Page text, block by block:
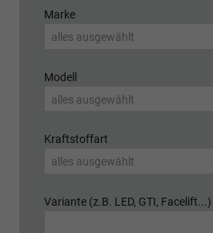
Marke
alles ausgewählt
Modell
alles ausgewählt
Kraftstoffart
alles ausgewählt
Variante (z.B. LED, GTI, Facelift...)